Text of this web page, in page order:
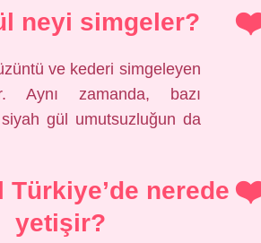
neyi simgeler?
ve kederi simgeleyen
Aynı zamanda, bazı
gül umutsuzluğun da
Türkiye’de nerede
yetişir?